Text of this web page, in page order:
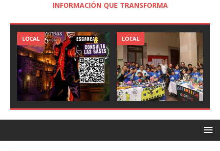
INFORMACIÓN QUE TRANSFORMA
LOCAL LOCAL